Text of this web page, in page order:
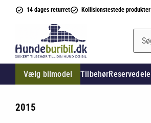
14 dages returret Kollisionstestede produkter
Vælg bilmodel TilbehørReservedele
2015